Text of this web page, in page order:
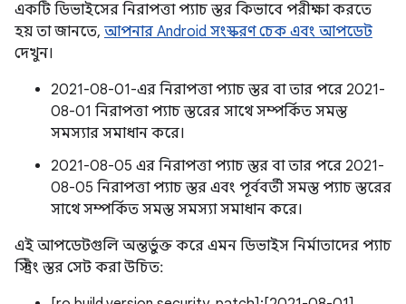
একটি ডিভাইসের নিরাপত্তা প্যাচ স্তর কিভাবে পরীক্ষা করতে
হয় তা জানতে, আপনার Android সংস্করণ চেক এবং আপডেট
দেখুন।
2021-08-01-এর নিরাপত্তা প্যাচ স্তর বা তার পরে 2021-
08-01 নিরাপত্তা প্যাচ স্তরের সাথে সম্পর্কিত সমস্ত
সমস্যার সমাধান করে।
2021-08-05 এর নিরাপত্তা প্যাচ স্তর বা তার পরে 2021-
08-05 নিরাপত্তা প্যাচ স্তর এবং পূর্ববর্তী সমস্ত প্যাচ স্তরের
সাথে সম্পর্কিত সমস্ত সমস্যা সমাধান করে।
এই আপডেটগুলি অন্তর্ভুক্ত করে এমন ডিভাইস নির্মাতাদের প্যাচ
স্ট্রিং স্তর সেট করা উচিত: